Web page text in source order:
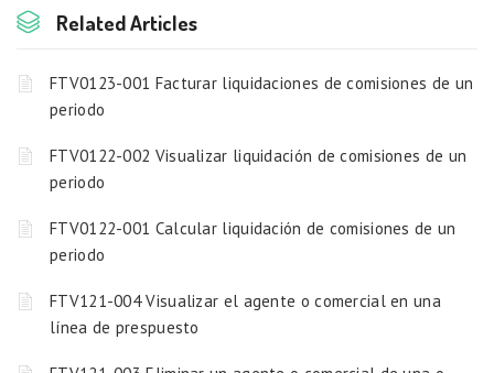
Related Articles
FTV0123-001 Facturar liquidaciones de comisiones de un
periodo
FTV0122-002 Visualizar liquidación de comisiones de un
periodo
FTV0122-001 Calcular liquidación de comisiones de un
periodo
FTV121-004 Visualizar el agente o comercial en una
línea de prespuesto